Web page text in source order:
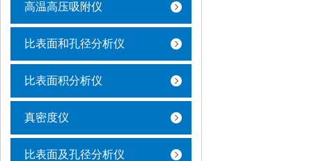
高温高压吸附仪
比表面和孔径分析仪
比表面积分析仪
真密度仪
比表面及孔径分析仪